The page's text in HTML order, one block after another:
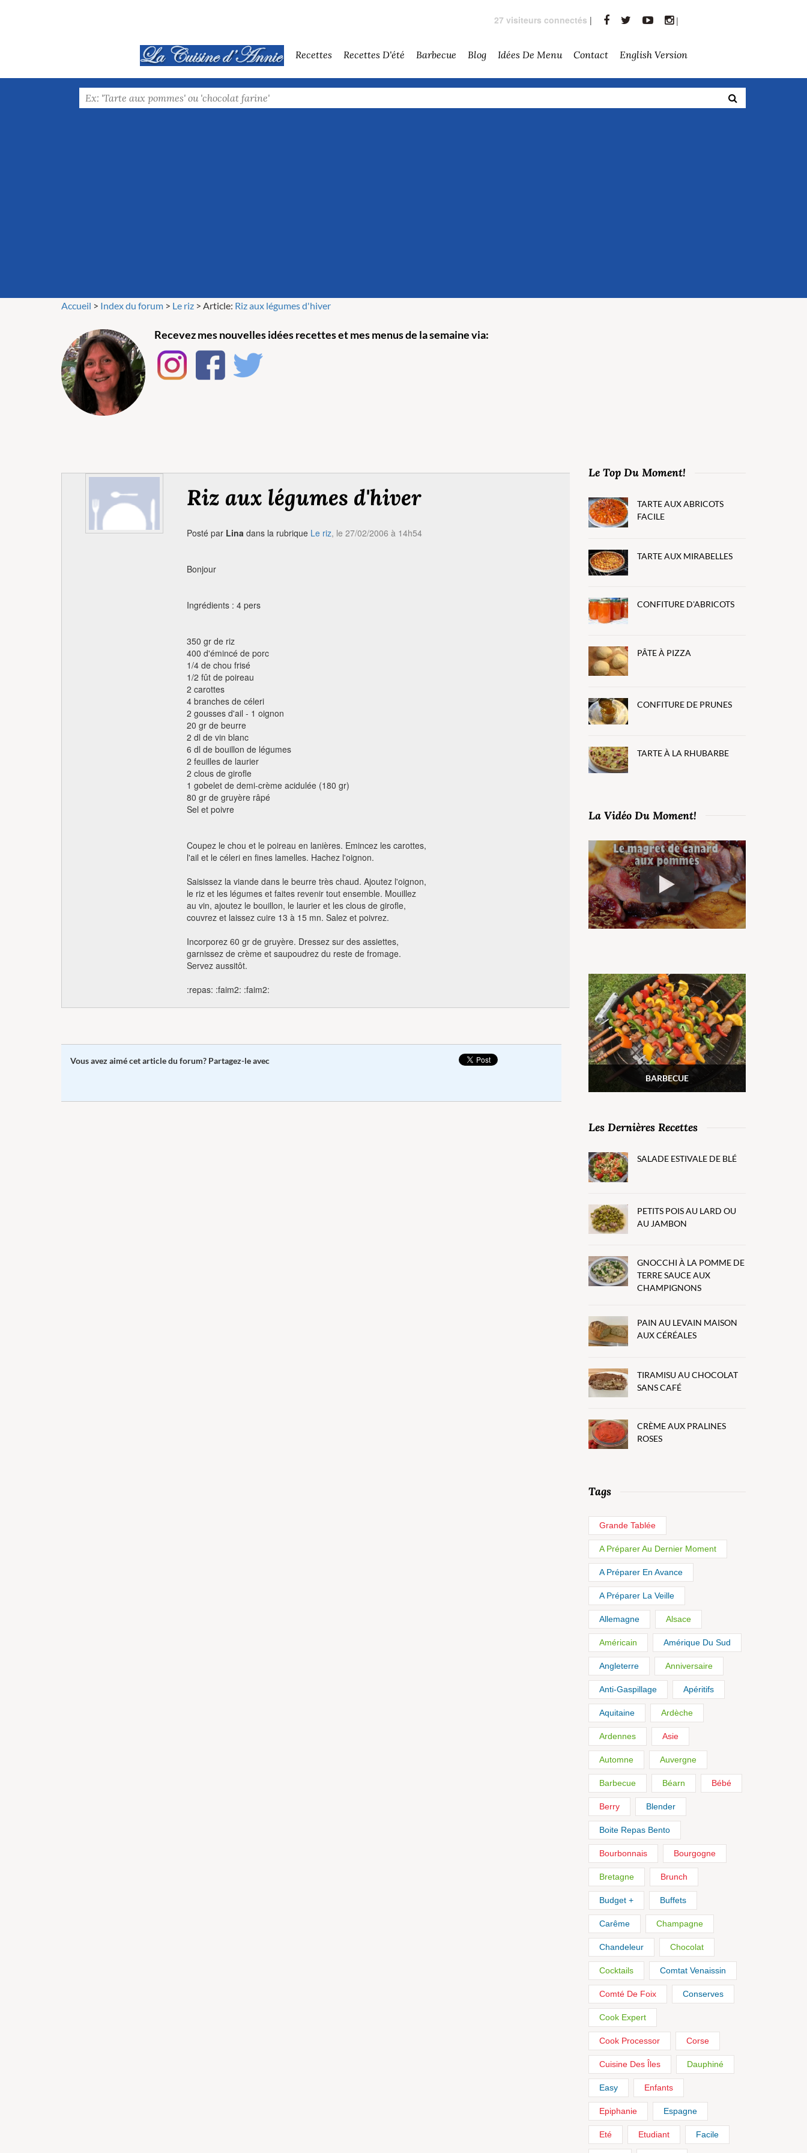
27 visiteurs connectés | |
Recettes Recettes D'été Barbecue Blog Idées De Menu Contact English Version
Accueil > Index du forum > Le riz > Article: Riz aux légumes d'hiver
Recevez mes nouvelles idées recettes et mes menus de la semaine via:
Riz aux légumes d'hiver
Posté par Lina dans la rubrique Le riz, le 27/02/2006 à 14h54
Bonjour
Ingrédients : 4 pers
350 gr de riz
400 d'émincé de porc
1/4 de chou frisé
1/2 fût de poireau
2 carottes
4 branches de céleri
2 gousses d'ail - 1 oignon
20 gr de beurre
2 dl de vin blanc
6 dl de bouillon de légumes
2 feuilles de laurier
2 clous de girofle
1 gobelet de demi-crème acidulée (180 gr)
80 gr de gruyère râpé
Sel et poivre
Coupez le chou et le poireau en lanières. Emincez les carottes,
l'ail et le céleri en fines lamelles. Hachez l'oignon.
Saisissez la viande dans le beurre très chaud. Ajoutez l'oignon,
le riz et les légumes et faites revenir tout ensemble. Mouillez
au vin, ajoutez le bouillon, le laurier et les clous de girofle,
couvrez et laissez cuire 13 à 15 mn. Salez et poivrez.
Incorporez 60 gr de gruyère. Dressez sur des assiettes,
garnissez de crème et saupoudrez du reste de fromage.
Servez aussitôt.
:repas: :faim2: :faim2:
Vous avez aimé cet article du forum? Partagez-le avec
Le Top Du Moment!
TARTE AUX ABRICOTS
FACILE
TARTE AUX MIRABELLES
CONFITURE D'ABRICOTS
PÂTE À PIZZA
CONFITURE DE PRUNES
TARTE À LA RHUBARBE
La Vidéo Du Moment!
BARBECUE
Les Dernières Recettes
SALADE ESTIVALE DE BLÉ
PETITS POIS AU LARD OU
AU JAMBON
GNOCCHI À LA POMME DE
TERRE SAUCE AUX
CHAMPIGNONS
PAIN AU LEVAIN MAISON
AUX CÉRÉALES
TIRAMISU AU CHOCOLAT
SANS CAFÉ
CRÈME AUX PRALINES
ROSES
Tags
Grande Tablée
A Préparer Au Dernier Moment
A Préparer En Avance
A Préparer La Veille
Allemagne Alsace
Américain Amérique Du Sud
Angleterre Anniversaire
Anti-Gaspillage Apéritifs
Aquitaine Ardèche
Ardennes Asie
Automne Auvergne
Barbecue Béarn Bébé
Berry Blender
Boite Repas Bento
Bourbonnais Bourgogne
Bretagne Brunch
Budget + Buffets
Carême Champagne
Chandeleur Chocolat
Cocktails Comtat Venaissin
Comté De Foix Conserves
Cook Expert
Cook Processor Corse
Cuisine Des Îles Dauphiné
Easy Enfants
Epiphanie Espagne
Eté Etudiant Facile